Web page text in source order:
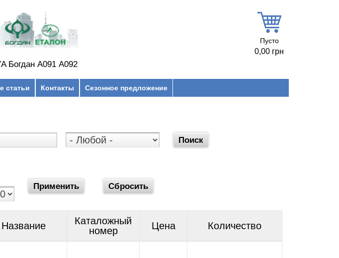
Пусто
0,00 грн
Богдан А091 А092
статьи Контакты Сезонное предложение
Название
Каталожный
номер
Цена Количество